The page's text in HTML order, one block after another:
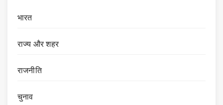
भारत
राज्य और शहर
राजनीति
चुनाव